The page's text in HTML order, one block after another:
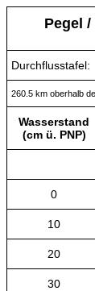
Pegel
Durchflusstafel:
260.5 km oberhalb
Wasserstand
(cm ü. PNP)
0
10
20
30